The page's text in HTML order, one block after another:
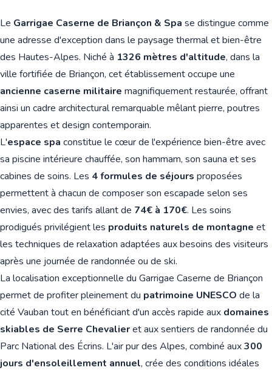
Le Garrigae Caserne de Briançon & Spa se distingue comme
une adresse d'exception dans le paysage thermal et bien-être
des Hautes-Alpes. Niché à 1326 mètres d'altitude, dans la
ville fortifiée de Briançon, cet établissement occupe une
ancienne caserne militaire magnifiquement restaurée, offrant
ainsi un cadre architectural remarquable mêlant pierre, poutres
apparentes et design contemporain.
L'espace spa constitue le cœur de l'expérience bien-être avec
sa piscine intérieure chauffée, son hammam, son sauna et ses
cabines de soins. Les 4 formules de séjours proposées
permettent à chacun de composer son escapade selon ses
envies, avec des tarifs allant de 74€ à 170€. Les soins
prodigués privilégient les produits naturels de montagne et
les techniques de relaxation adaptées aux besoins des visiteurs
après une journée de randonnée ou de ski.
La localisation exceptionnelle du Garrigae Caserne de Briançon
permet de profiter pleinement du patrimoine UNESCO de la
cité Vauban tout en bénéficiant d'un accès rapide aux domaines
skiables de Serre Chevalieret aux sentiers de randonnée du
Parc National des Écrins. L'air pur des Alpes, combiné aux300
jours d'ensoleillement annuel, crée des conditions idéales